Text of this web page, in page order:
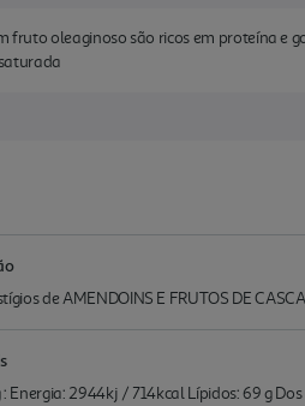
fruto oleaginoso são ricos em proteína e
de AMENDOINS E FRUTOS DE
Energia: 2944kj / 714kcal Lípidos: 69 g